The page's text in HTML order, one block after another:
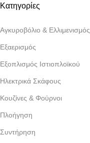
Κατηγορίες
Αγκυροβόλιο & Ελλιμενισμός
Εξαερισμός
Εξοπλισμός Ιστιοπλοϊκού
Ηλεκτρικά Σκάφους
Κουζίνες & Φούρνοι
Πλοήγηση
Συντήρηση